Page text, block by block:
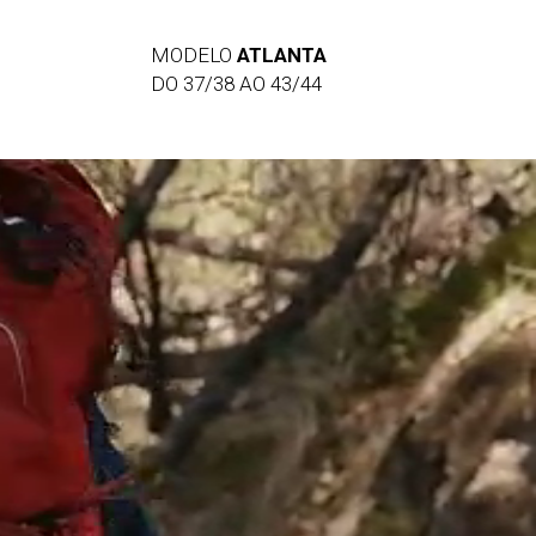
MODELOATLANTA
DO 37/38 AO 43/44